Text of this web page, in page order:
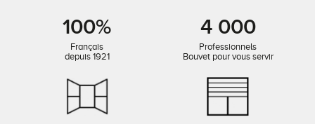
100%
Français
depuis 1921
4 000
Professionnels
Bouvet pour vous servir